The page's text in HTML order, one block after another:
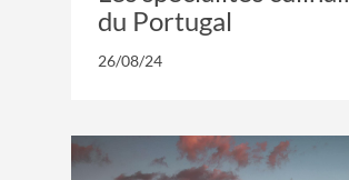
du Portugal
26/08/24